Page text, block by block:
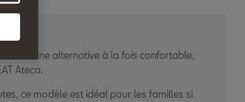
Une alternative à la fois confortable,
Ateca.
ce modèle est idéal pour les familles si